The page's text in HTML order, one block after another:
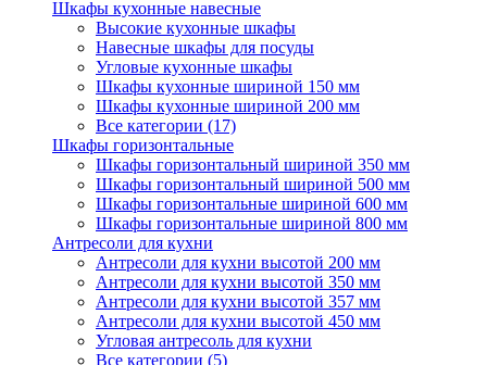
Шкафы кухонные навесные
Высокие кухонные шкафы
Навесные шкафы для посуды
Угловые кухонные шкафы
Шкафы кухонные шириной 150 мм
Шкафы кухонные шириной 200 мм
Все категории (17)
Шкафы горизонтальные
Шкафы горизонтальный шириной 350 мм
Шкафы горизонтальный шириной 500 мм
Шкафы горизонтальные шириной 600 мм
Шкафы горизонтальные шириной 800 мм
Антресоли для кухни
Антресоли для кухни высотой 200 мм
Антресоли для кухни высотой 350 мм
Антресоли для кухни высотой 357 мм
Антресоли для кухни высотой 450 мм
Угловая антресоль для кухни
Все категории (5)